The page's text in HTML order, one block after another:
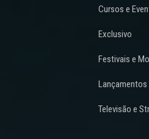
Cursos e
Exclusivo
Festivais e
Lançamentos
Televisão e